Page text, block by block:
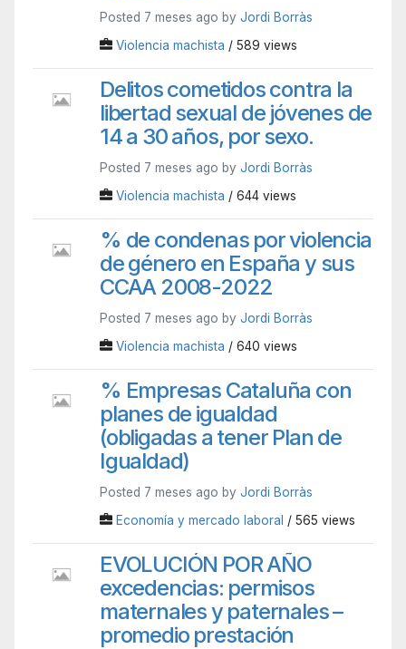
Posted 7 meses ago by Jordi Borràs
Violencia machista / 589 views
Delitos cometidos contra la
libertad sexual de jóvenes de
14 a 30 años, por sexo.
Posted 7 meses ago by Jordi Borràs
Violencia machista / 644 views
% de condenas por violencia
de género en España y sus
CCAA 2008-2022
Posted 7 meses ago by Jordi Borràs
Violencia machista / 640 views
% Empresas Cataluña con
planes de igualdad
(obligadas a tener Plan de
Igualdad)
Posted 7 meses ago by Jordi Borràs
Economía y mercado laboral / 565 views
EVOLUCIÓN POR AÑO
excedencias: permisos
maternales y paternales –
promedio prestación